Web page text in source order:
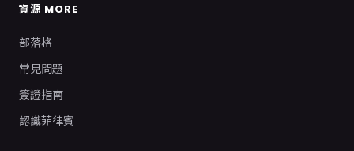
資源 MORE
部落格
常見問題
簽證指南
認識菲律賓